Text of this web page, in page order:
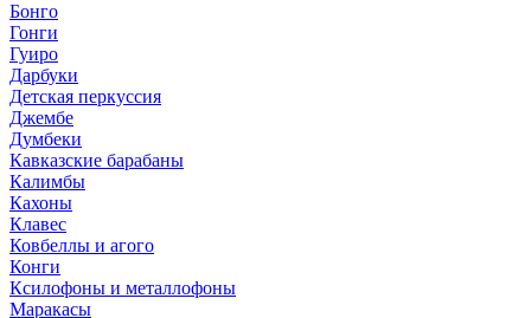
Бонго
Гонги
Гуиро
Дарбуки
Детская перкуссия
Джембе
Думбеки
Кавказские барабаны
Калимбы
Кахоны
Клавес
Ковбеллы и агого
Конги
Ксилофоны и металлофоны
Маракасы